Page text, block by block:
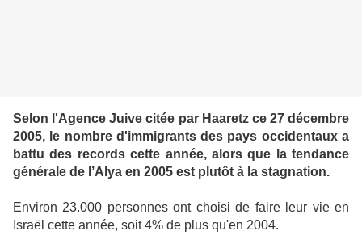
Selon l'Agence Juive citée par Haaretz ce 27 décembre
2005, le nombre d'immigrants des pays occidentaux a
battu des records cette année, alors que la tendance
générale de l’Alya en 2005 est plutôt à la stagnation.
Environ 23.000 personnes ont choisi de faire leur vie en
Israël cette année, soit 4% de plus qu'en 2004.